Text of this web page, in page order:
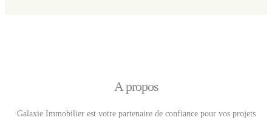
A propos
Galaxie Immobilier est votre partenaire de confiance pour vos projets